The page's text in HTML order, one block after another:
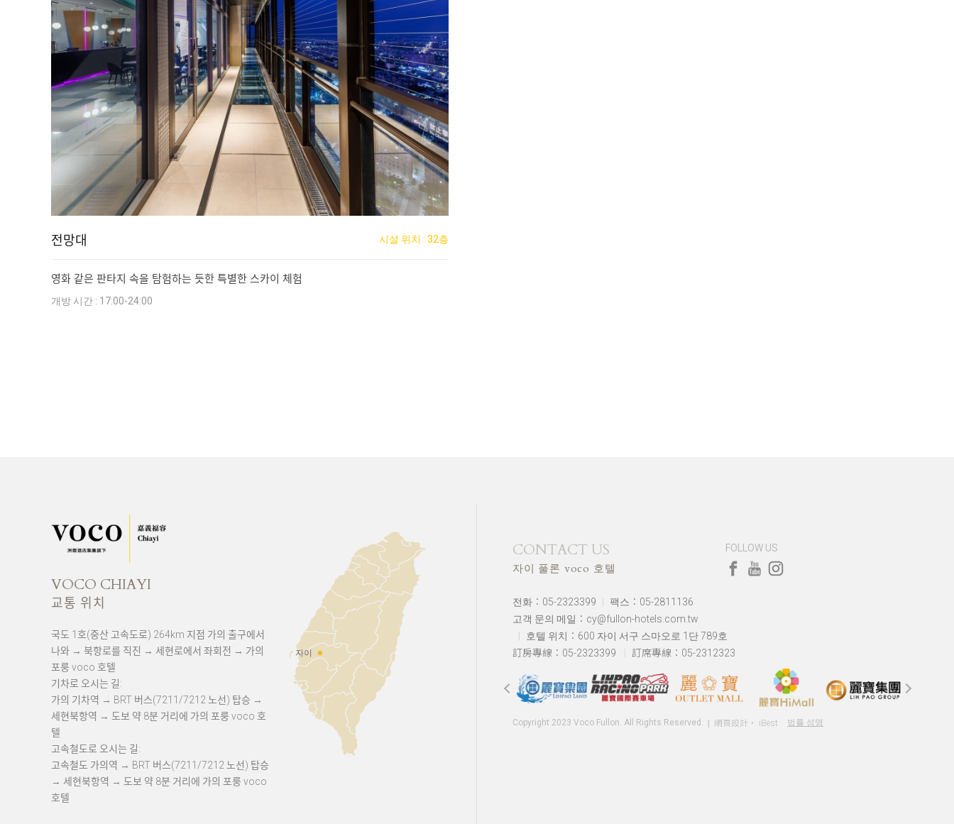
전망대 시설 위치 : 32층
영화 같은 판타지 속을 탐험하는 듯한 특별한 스카이 체험
개방 시간 : 17:00-24:00
VOCO CHIAYI
교통 위치
국도 1호(중산 고속도로) 264km 지점 가의 출구에서
나와 → 북항로를 직진 → 세현로에서 좌회전 → 가의
포룽 voco 호텔
기차로 오시는 길:
가의 기차역 → BRT 버스(7211/7212 노선) 탑승 →
세현북항역 → 도보 약 8분 거리에 가의 포룽 voco 호
텔
고속철도로 오시는 길:
고속철도 가의역 → BRT 버스(7211/7212 노선) 탑승
→ 세현북항역 → 도보 약 8분 거리에 가의 포룽 voco
호텔
자이
CONTACT US
자이 풀론 voco 호텔
FOLLOW US
전화：05-2323399
팩스：05-2811136
고객 문의 메일：cy@fullon-hotels.com.tw
호텔 위치： 600 자이 서구 스마오로 1단 789호
訂房專線：05-2323399
訂席專線：05-2312323
Copyright 2023 Voco Fullon. All Rights Reserved. 網頁設計 ‧ iBest 법률 성명